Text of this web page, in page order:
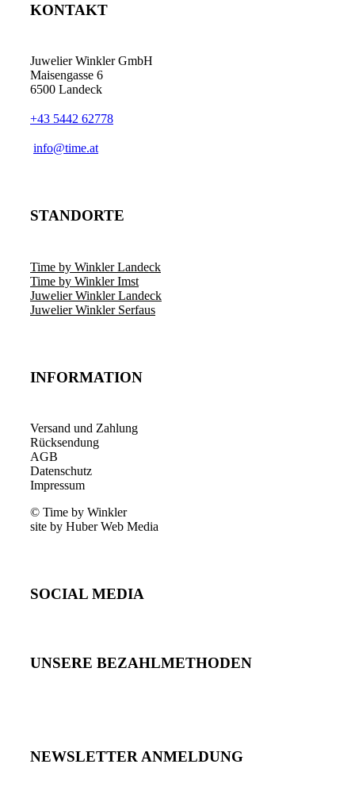
KONTAKT
Juwelier Winkler GmbH
Maisengasse 6
6500 Landeck
+43 5442 62778
info@time.at
STANDORTE
Time by Winkler Landeck
Time by Winkler Imst
Juwelier Winkler Landeck
Juwelier Winkler Serfaus
INFORMATION
Versand und Zahlung
Rücksendung
AGB
Datenschutz
Impressum
© Time by Winkler
site by Huber Web Media
SOCIAL MEDIA
UNSERE BEZAHLMETHODEN
NEWSLETTER ANMELDUNG